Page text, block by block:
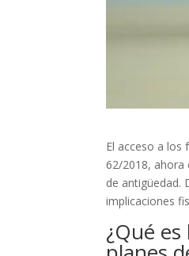
El acceso a los
62/2018, ahora
de antigüedad.
implicaciones
¿Qué